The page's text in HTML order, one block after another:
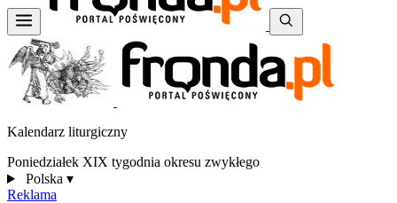
Kalendarz liturgiczny
Poniedziałek XIX tygodnia okresu zwykłego
Polska ▾
Reklama